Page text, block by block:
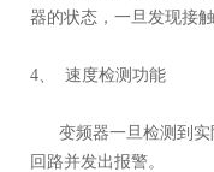
器的状态，一旦发现接
4、 速度检测功能
变频器一旦检测到实
回路并发出报警。